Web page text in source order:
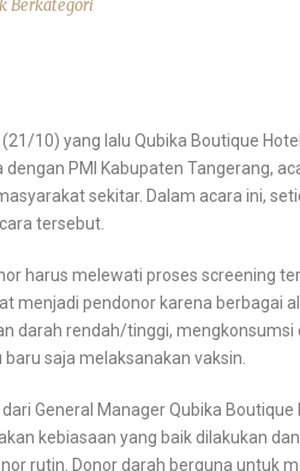
Berkategori
10) yang lalu Qubika Boutique
dengan PMI Kabupaten Tangerang,
sekitar. Dalam acara ini,
tersebut.
harus melewati proses screening
menjadi pendonor karena berbagai
darah rendah/tinggi,
saja melaksanakan vaksin.
General Manager Qubika
kebiasaan yang baik dilakukan
rutin. Donor darah berguna untuk